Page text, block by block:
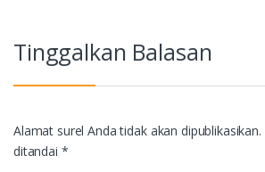
Tinggalkan Balasan
Alamat surel Anda tidak akan dipublikasikan.
ditandai *